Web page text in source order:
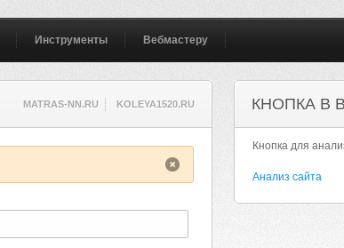
Инструменты Вебмастеру
MATRAS-NN.RU KOLEYA1520.RU КНОПКА В
Кнопка для
Анализ сайта